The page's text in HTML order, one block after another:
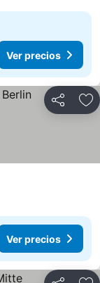
Ver precios
Compartir
Ver precios